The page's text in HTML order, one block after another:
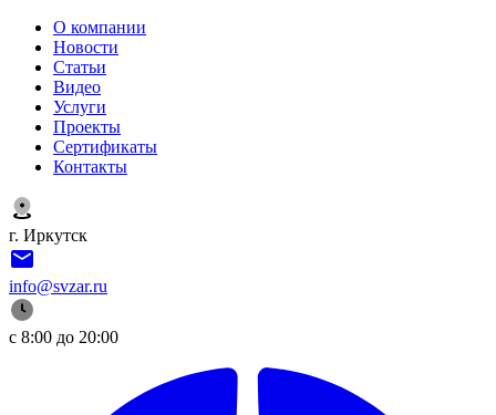
О компании
Новости
Статьи
Видео
Услуги
Проекты
Сертификаты
Контакты
г. Иркутск
info@svzar.ru
с 8:00 до 20:00